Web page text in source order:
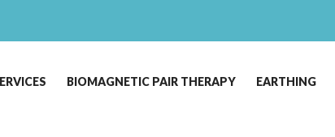
BIOMAGNETIC PAIR THERAPY EARTHING